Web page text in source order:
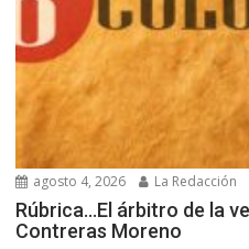
agosto 4, 2026 La Redacción
Rúbrica…El árbitro de la
Contreras Moreno